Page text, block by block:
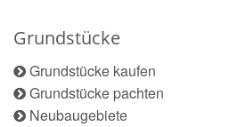
Grundstücke
Grundstücke kaufen
Grundstücke pachten
Neubaugebiete